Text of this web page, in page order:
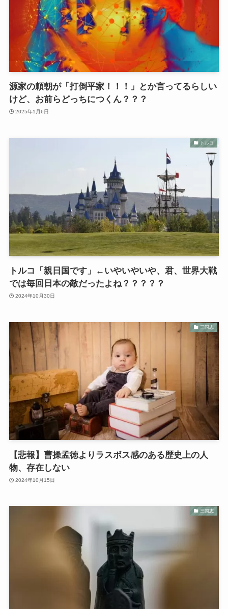
源家の頼朝が「打倒平家！！！」とか言ってるらしい
けど、お前らどっちにつくん？？？
2025年1月6日
トルコ
トルコ「親日国です」←いやいやいや、君、世界大戦
では毎回日本の敵だったよね？？？？？
2024年10月30日
三国志
【悲報】曹操孟徳よりラスボス感のある歴史上の人
物、存在しない
2024年10月15日
三国志